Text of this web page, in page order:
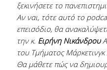
ξεκινήσετε το
Αν ναι, τότε αυτό το
επεισόδιο, θα
την κ. Ειρήνη Νικάνδρου
του Τμήματος
Θα μάθετε πώς να